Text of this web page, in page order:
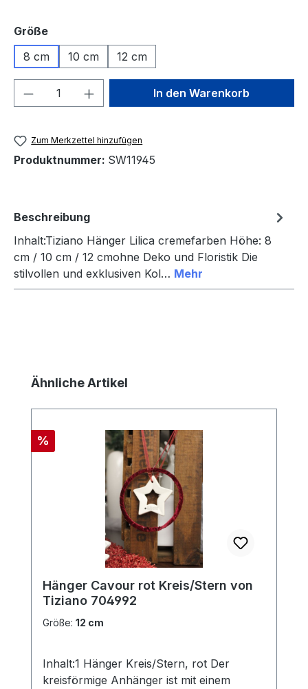
Größeauswählen
8 cm
10 cm 12 cm
Produkt Anzahl: Gib denIn den Warenkorb
Zum Merkzettel hinzufügen
Produktnummer: SW11945
Beschreibung
Inhalt:Tiziano Hänger Lilica cremefarben Höhe: 8
cm / 10 cm / 12 cmohne Deko und Floristik Die
stilvollen und exklusiven Kol… Mehr
Produktgalerie überspringen
Ähnliche Artikel
Rabatt
%
Hänger Cavour rot Kreis/Stern von
Tiziano 704992
Größe: 12 cm
Inhalt:1 Hänger Kreis/Stern, rot Der
kreisförmige Anhänger ist mit einem